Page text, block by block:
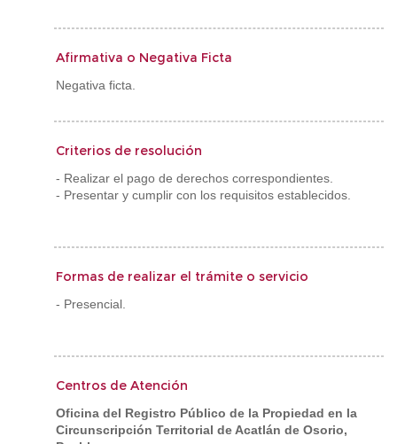
Afirmativa o Negativa Ficta
Negativa ficta.
Criterios de resolución
- Realizar el pago de derechos correspondientes.
- Presentar y cumplir con los requisitos establecidos.
Formas de realizar el trámite o servicio
- Presencial.
Centros de Atención
Oficina del Registro Público de la Propiedad en la
Circunscripción Territorial de Acatlán de Osorio,